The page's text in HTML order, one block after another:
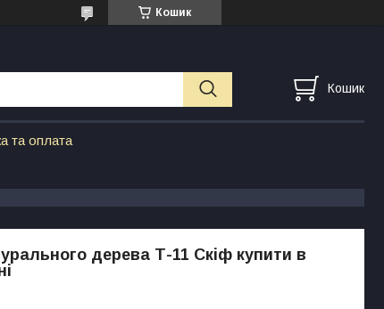
Кошик
Кошик
та оплата
дерева Т-11 Скіф купити в